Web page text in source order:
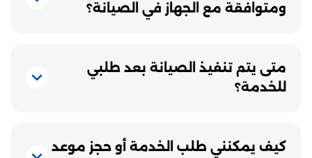
ومتوافقة مع الجهاز في الصيانة؟
متى يتم تنفيذ الصيانة بعد طلبي
للخدمة؟
كيف يمكنني طلب الخدمة أو حجز موعد